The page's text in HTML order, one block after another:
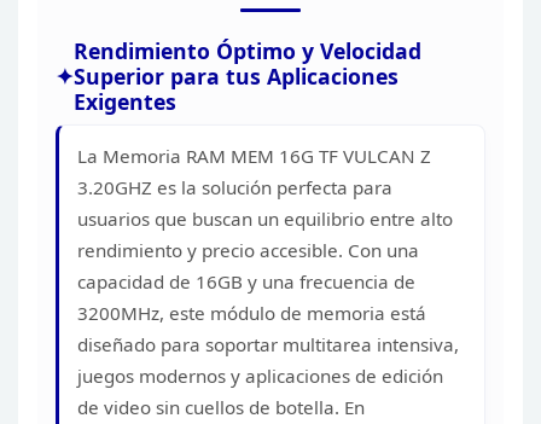
Rendimiento Óptimo y Velocidad
Superior para tus Aplicaciones
Exigentes
La Memoria RAM MEM 16G TF VULCAN Z
3.20GHZ es la solución perfecta para
usuarios que buscan un equilibrio entre alto
rendimiento y precio accesible. Con una
capacidad de 16GB y una frecuencia de
3200MHz, este módulo de memoria está
diseñado para soportar multitarea intensiva,
juegos modernos y aplicaciones de edición
de video sin cuellos de botella. En